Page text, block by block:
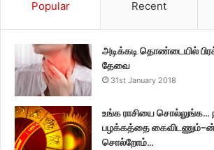
Popular Recent
அடிக்கடி தொண்டையில்
தேவை
31st January 2018
உங்க ராசியை சொல்லுங்க…
பழக்கத்தை கைவிடணும்-
சொல்றோம்…